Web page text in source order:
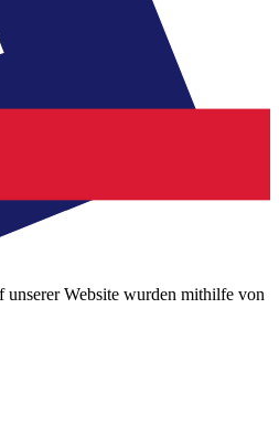
Website wurden mithilfe von